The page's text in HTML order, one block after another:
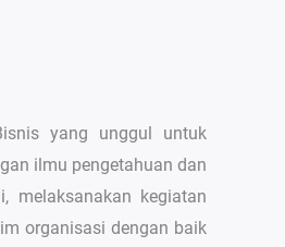
yang unggul untuk
ilmu pengetahuan dan
melaksanakan kegiatan
organisasi dengan baik